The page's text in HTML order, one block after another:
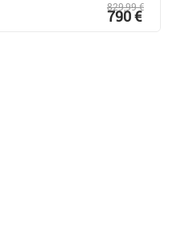
829,99 €
790 €